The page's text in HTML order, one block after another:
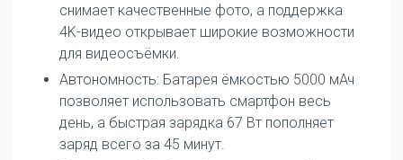
снимает качественные фото, а поддержка
4K-видео открывает широкие возможности
для видеосъёмки.
Автономность: Батарея ёмкостью 5000 мАч
позволяет использовать смартфон весь
день, а быстрая зарядка 67 Вт пополняет
заряд всего за 45 минут.